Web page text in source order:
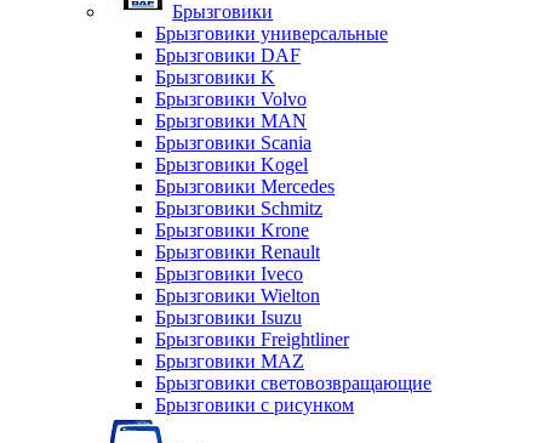
Брызговики
Брызговики универсальные
Брызговики DAF
Брызговики K
Брызговики Volvo
Брызговики MAN
Брызговики Scania
Брызговики Kogel
Брызговики Mercedes
Брызговики Schmitz
Брызговики Krone
Брызговики Renault
Брызговики Iveco
Брызговики Wielton
Брызговики Isuzu
Брызговики Freightliner
Брызговики MAZ
Брызговики световозвращающие
Брызговики с рисунком